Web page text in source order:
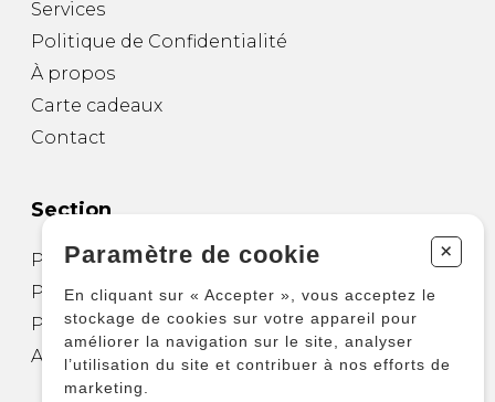
Services
Politique de Confidentialité
À propos
Carte cadeaux
Contact
Section
Partitions pour guitare
Partitions pour autres instruments
Partitions pour ensembles
Autres produits
Paramètre de cookie +
En cliquant sur « Accepter », vous acceptez le
stockage de cookies sur votre appareil pour
améliorer la navigation sur le site, analyser
l’utilisation du site et contribuer à nos efforts de
marketing.